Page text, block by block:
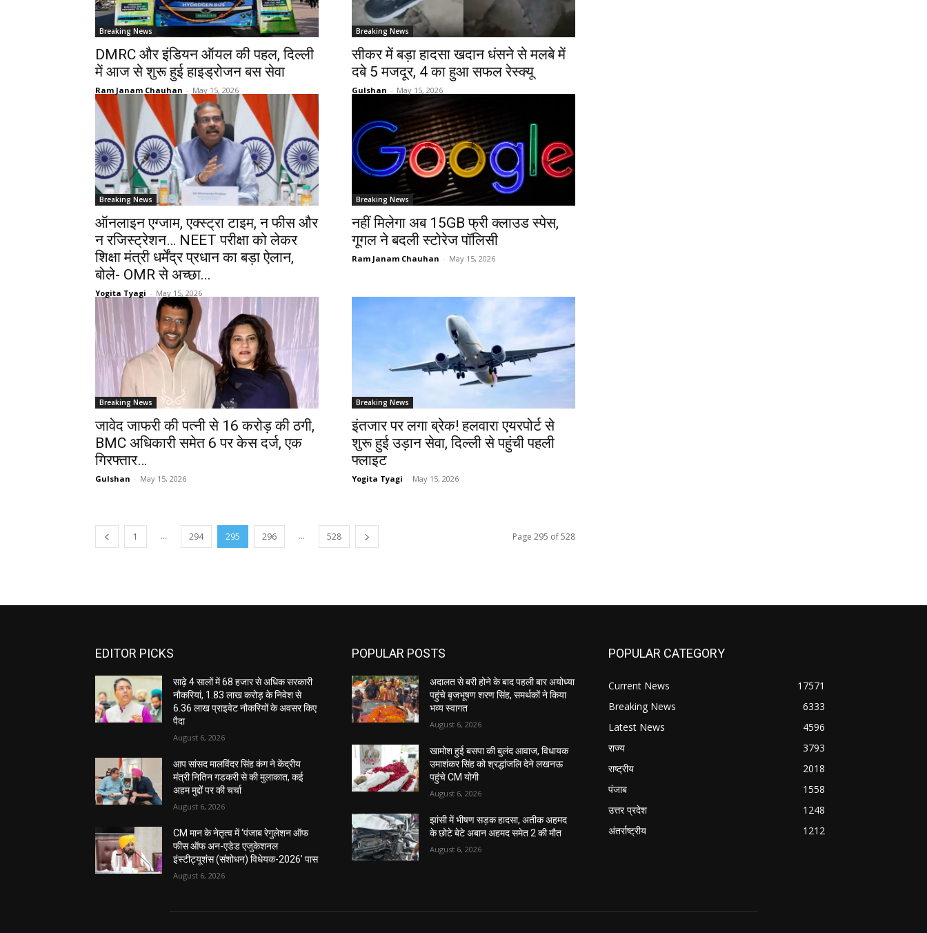
Breaking News
DMRC और इंडियन ऑयल की पहल, दिल्ली
में आज से शुरू हुई हाइड्रोजन बस सेवा
Ram Janam Chauhan - May 15, 2026
Breaking News
सीकर में बड़ा हादसा खदान धंसने से मलबे में
दबे 5 मजदूर, 4 का हुआ सफल रेस्क्यू
Gulshan - May 15, 2026
Breaking News
ऑनलाइन एग्जाम, एक्स्ट्रा टाइम, न फीस और
न रजिस्ट्रेशन… NEET परीक्षा को लेकर
शिक्षा मंत्री धर्मेंद्र प्रधान का बड़ा ऐलान,
बोले- OMR से अच्छा...
Yogita Tyagi - May 15, 2026
Breaking News
नहीं मिलेगा अब 15GB फ्री क्लाउड स्पेस,
गूगल ने बदली स्टोरेज पॉलिसी
Ram Janam Chauhan - May 15, 2026
Breaking News
जावेद जाफरी की पत्नी से 16 करोड़ की ठगी,
BMC अधिकारी समेत 6 पर केस दर्ज, एक
गिरफ्तार…
Gulshan - May 15, 2026
Breaking News
इंतजार पर लगा ब्रेक! हलवारा एयरपोर्ट से
शुरू हुई उड़ान सेवा, दिल्ली से पहुंची पहली
फ्लाइट
Yogita Tyagi - May 15, 2026
1 ... 294 295 296 ... 528 Page 295 of 528
EDITOR PICKS
साढ़े 4 सालों में 68 हजार से अधिक सरकारी
नौकरियां, 1.83 लाख करोड़ के निवेश से
6.36 लाख प्राइवेट नौकरियों के अवसर किए
पैदा
August 6, 2026
आप सांसद मालविंदर सिंह कंग ने केंद्रीय
मंत्री नितिन गडकरी से की मुलाकात, कई
अहम मुद्दों पर की चर्चा
August 6, 2026
CM मान के नेतृत्व में ‘पंजाब रेगुलेशन ऑफ
फीस ऑफ अन-एडेड एजुकेशनल
इंस्टीट्यूशंस (संशोधन) विधेयक-2026’ पास
August 6, 2026
POPULAR POSTS
अदालत से बरी होने के बाद पहली बार अयोध्या
पहुंचे बृजभूषण शरण सिंह, समर्थकों ने किया
भव्य स्वागत
August 6, 2026
खामोश हुई बसपा की बुलंद आवाज, विधायक
उमाशंकर सिंह को श्रद्धांजलि देने लखनऊ
पहुंचे CM योगी
August 6, 2026
झांसी में भीषण सड़क हादसा, अतीक अहमद
के छोटे बेटे अबान अहमद समेत 2 की मौत
August 6, 2026
POPULAR CATEGORY
Current News
17571
Breaking News
6333
Latest News
4596
राज्य
3793
राष्ट्रीय
2018
पंजाब
1558
उत्तर प्रदेश
1248
अंतर्राष्ट्रीय
1212